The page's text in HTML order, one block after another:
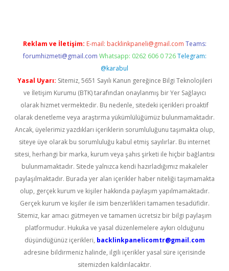
Reklam ve İletişim: E-mail: backlinkpaneli@gmail.com Teams:
forumhizmeti@gmail.com Whatsapp: 0262 606 0 726 Telegram:
@karabul
Yasal Uyarı: Sitemiz, 5651 Sayılı Kanun gereğince Bilgi Teknolojileri
ve İletişim Kurumu (BTK) tarafından onaylanmış bir Yer Sağlayıcı
olarak hizmet vermektedir. Bu nedenle, sitedeki içerikleri proaktif
olarak denetleme veya araştırma yükümlülüğümüz bulunmamaktadır.
Ancak, üyelerimiz yazdıkları içeriklerin sorumluluğunu taşımakta olup,
siteye üye olarak bu sorumluluğu kabul etmiş sayılırlar. Bu internet
sitesi, herhangi bir marka, kurum veya şahıs şirketi ile hiçbir bağlantısı
bulunmamaktadır. Sitede yalnızca kendi hazırladığımız makaleler
paylaşılmaktadır. Burada yer alan içerikler haber niteliği taşımamakta
olup, gerçek kurum ve kişiler hakkında paylaşım yapılmamaktadır.
Gerçek kurum ve kişiler ile isim benzerlikleri tamamen tesadüfidir.
Sitemiz, kar amacı gütmeyen ve tamamen ücretsiz bir bilgi paylaşım
platformudur. Hukuka ve yasal düzenlemelere aykırı olduğunu
düşündüğünüz içerikleri, backlinkpanelicomtr@gmail.com
adresine bildirmeniz halinde, ilgili içerikler yasal süre içerisinde
sitemizden kaldırılacaktır.